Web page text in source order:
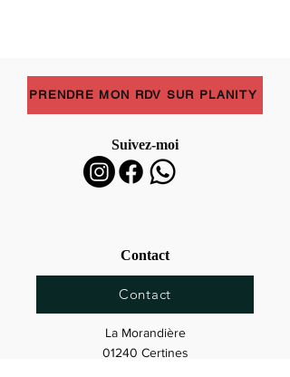
PRENDRE MON RDV SUR PLANITY
Suivez-moi
Contact
Contact
La Morandière
01240 Certines